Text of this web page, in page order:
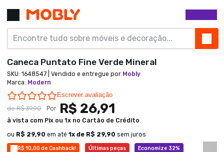
R$ 10,00 de Cashback! Últimas peças Economize 32%
Caneca Puntato Fine Verde Mineral
SKU: 1648547 | Vendido e entregue por Mobly
Marca: Modern
0.0 star rating
Escrever avaliação
deR$ 39,90 Por R$ 26,91
à vista com Pix ou 1x no Cartão de Crédito
ou R$ 29,90 em até 1 x de R$ 29,90 sem juros